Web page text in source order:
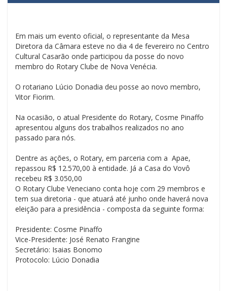
Em mais um evento oficial, o representante da Mesa
Diretora da Câmara esteve no dia 4 de fevereiro no Centro
Cultural Casarão onde participou da posse do novo
membro do Rotary Clube de Nova Venécia.
O rotariano Lúcio Donadia deu posse ao novo membro,
Vitor Fiorim.
Na ocasião, o atual Presidente do Rotary, Cosme Pinaffo
apresentou alguns dos trabalhos realizados no ano
passado para nós.
Dentre as ações, o Rotary, em parceria com a Apae,
repassou R$ 12.570,00 à entidade. Já a Casa do Vovô
recebeu R$ 3.050,00
O Rotary Clube Veneciano conta hoje com 29 membros e
tem sua diretoria - que atuará até junho onde haverá nova
eleição para a presidência - composta da seguinte forma:
Presidente: Cosme Pinaffo
Vice-Presidente: José Renato Frangine
Secretário: Isaias Bonomo
Protocolo: Lúcio Donadia